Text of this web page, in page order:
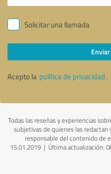
Solicitar una llamada
Acepto la política de privacidad.
Todas las reseñas y experiencias
subjetivas de quienes las
responsable del contenido de
15.01.2019 | Última actualización: